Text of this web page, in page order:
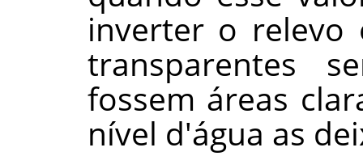
inverter o relevo
transparentes
fossem áreas
nível d'água as